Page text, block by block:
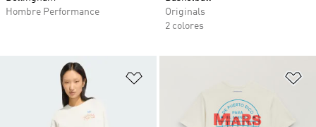
Hombre Performance
Originals
2 colores